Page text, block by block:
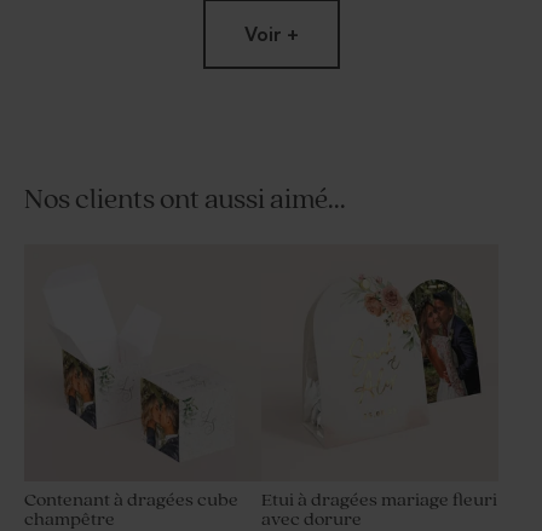
Voir +
Nos clients ont aussi aimé...
Contenant à dragées cube
champêtre
Etui à dragées mariage fleuri
avec dorure